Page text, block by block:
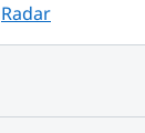
Radar